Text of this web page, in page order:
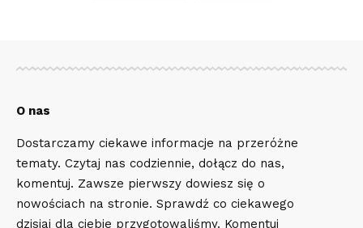
O nas
Dostarczamy ciekawe informacje na przeróżne
tematy. Czytaj nas codziennie, dołącz do nas,
komentuj. Zawsze pierwszy dowiesz się o
nowościach na stronie. Sprawdź co ciekawego
dzisiaj dla ciebie przygotowaliśmy. Komentuj